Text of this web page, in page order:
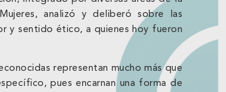
analizó y deliberó sobre las
y sentido ético, a quienes hoy fueron
representan mucho más que
pues encarnan una forma de